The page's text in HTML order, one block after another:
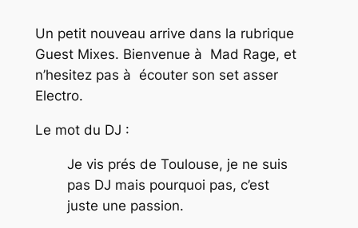
Un petit nouveau arrive dans la rubrique
Guest Mixes. Bienvenue à Mad Rage, et
n’hesitez pas à écouter son set asser
Electro.
Le mot du DJ :
Je vis prés de Toulouse, je ne suis
pas DJ mais pourquoi pas, c’est
juste une passion.